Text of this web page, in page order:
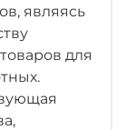
ПИТАНИЯ
и
являясь
для